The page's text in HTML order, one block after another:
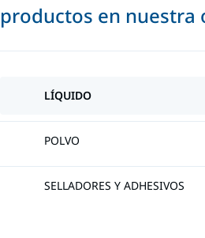
productos en nuestra
LÍQUIDO
POLVO
SELLADORES Y ADHESIVOS